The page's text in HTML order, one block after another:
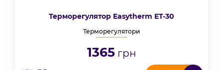
Терморегулятор Easytherm ET-30
Терморегулятори
1365грн